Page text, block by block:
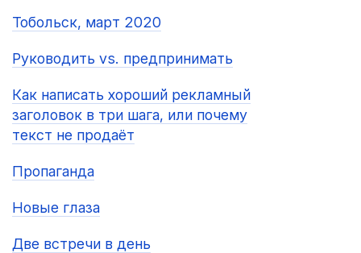
Тобольск, март 2020
Руководить vs. предпринимать
Как написать хороший рекламный
заголовок в три шага, или почему
текст не продаёт
Пропаганда
Новые глаза
Две встречи в день